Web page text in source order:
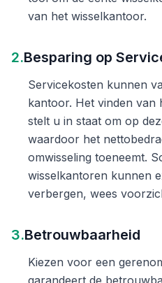
van het wisselkantoor.
2.Besparing op
Servicekosten kunnen
kantoor. Het vinden van
stelt u in staat om op
waardoor het
omwisseling toeneemt.
wisselkantoren kunnen
verbergen, wees
3.Betrouwbaarheid
Kiezen voor een
garandeert de